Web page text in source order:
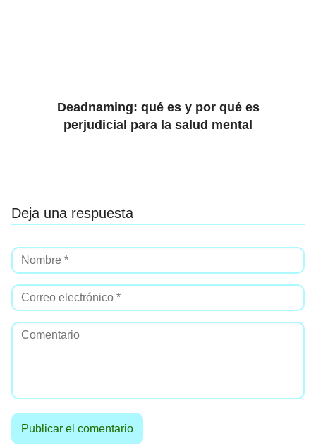
Deadnaming: qué es y por qué es
perjudicial para la salud mental
Deja una respuesta